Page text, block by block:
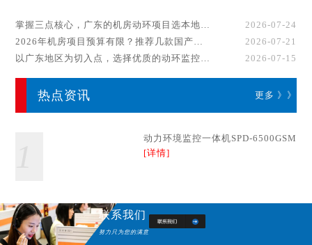
掌握三点核心，广东的机房动环项目选本地厂家事半功倍！
2026-07-24
2026年机房项目预算有限？推荐几款国产动环监控系统品牌
2026-07-21
以广东地区为切入点，选择优质的动环监控系统厂家
2026-07-15
热点资讯 更多 》》
动力环境监控一体机SPD-6500GSM
[详情]
联系我们
努力只为您的满意